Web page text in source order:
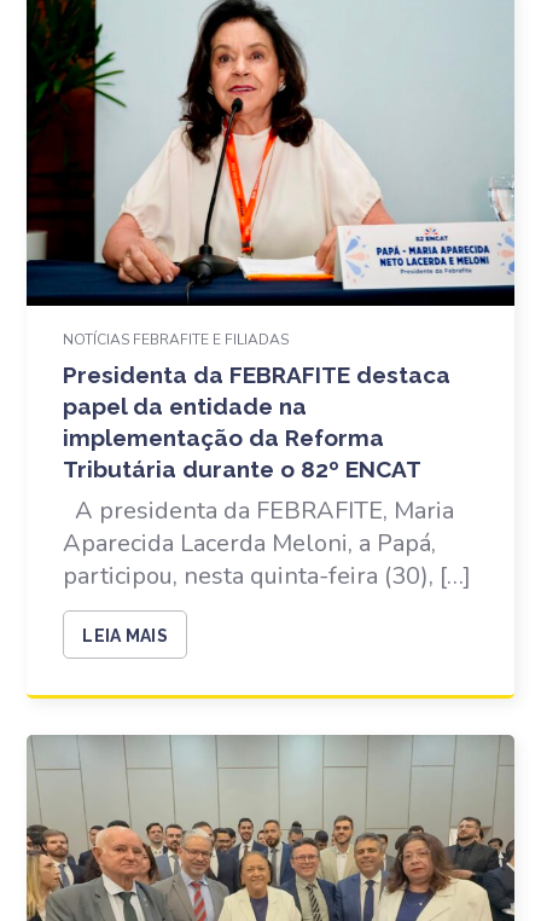
NOTÍCIAS FEBRAFITE E FILIADAS
Presidenta da FEBRAFITE destaca
papel da entidade na
implementação da Reforma
Tributária durante o 82º ENCAT
A presidenta da FEBRAFITE, Maria
Aparecida Lacerda Meloni, a Papá,
participou, nesta quinta-feira (30), […]
LEIA MAIS